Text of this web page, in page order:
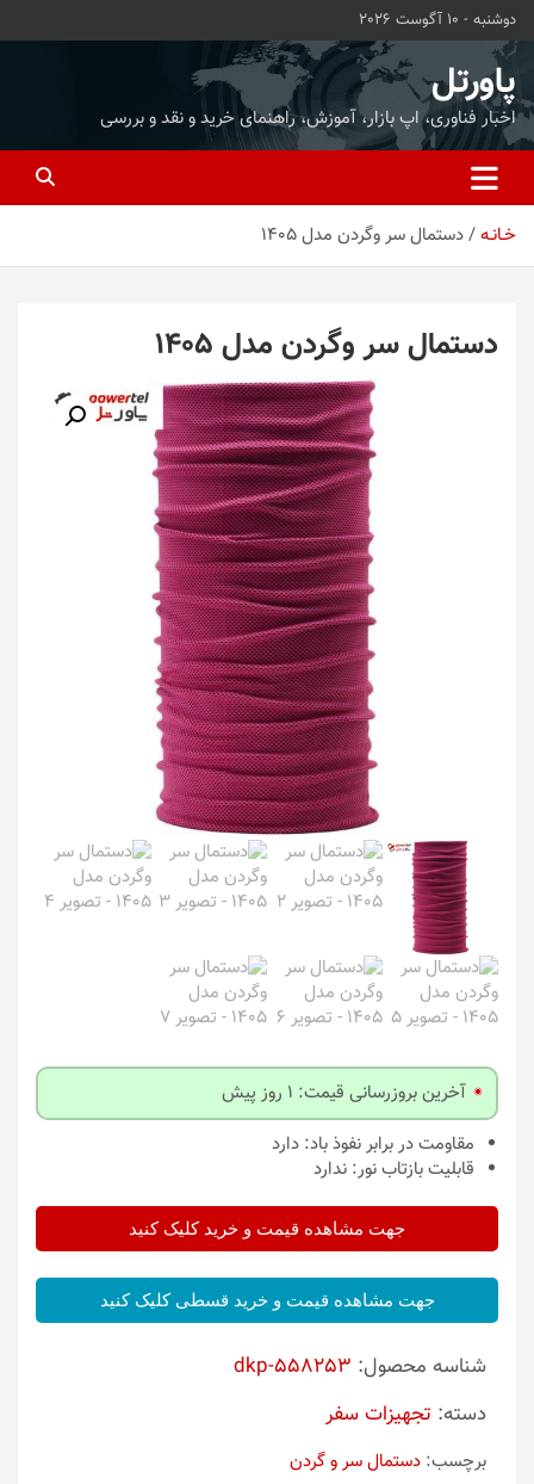
محتوا
بروید
دوشنبه - 10 آگوست 2026
پاورتل
اخبار فناوری، اپ بازار، آموزش، راهنمای خرید و نقد و بررسی
خـانـه دستمال سر وگردن مدل 1405
دستمال سر وگردن مدل 1405
آخرین بروزرسانی قیمت: 1 روز پیش
مقاومت در برابر نفوذ باد: دارد
قابلیت بازتاب نور: ندارد
جهت مشاهده قیمت و خرید کلیک کنید
جهت مشاهده قیمت و خرید قسطی کلیک کنید
شناسه محصول: dkp-558253
دسته: تجهیزات سفر
برچسب: دستمال سر و گردن